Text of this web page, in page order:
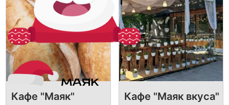
Кафе "Маяк" Кафе "Маяк вкуса"